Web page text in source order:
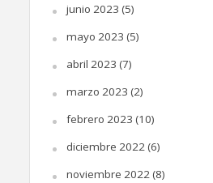
junio 2023 (5)
mayo 2023 (5)
abril 2023 (7)
marzo 2023 (2)
febrero 2023 (10)
diciembre 2022(6)
noviembre 2022(8)